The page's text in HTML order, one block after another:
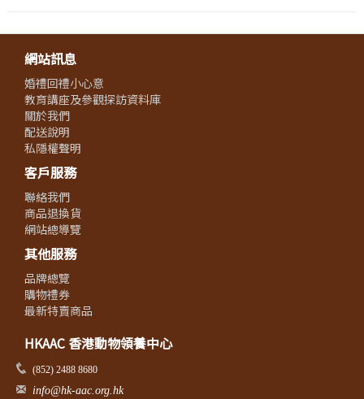
網站訊息
婚禮回禮小心意
教育講座及參觀探訪資料庫
關於我們
配送說明
私隱權聲明
客戶服務
聯絡我們
商品退換貨
網站總導覽
其他服務
品牌總覽
購物禮券
最新特賣商品
HKAAC 香港動物領養中心
(852) 2488 8680
info@hk-aac.org.hk